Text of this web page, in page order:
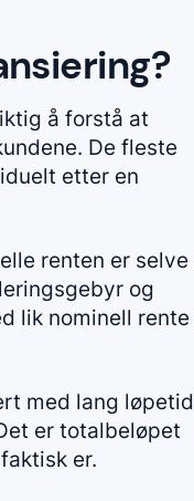
å forstå at
De fleste
etter en
renten er selve
og
lik nominell rente
med lang løpetid
er totalbeløpet
faktisk er.